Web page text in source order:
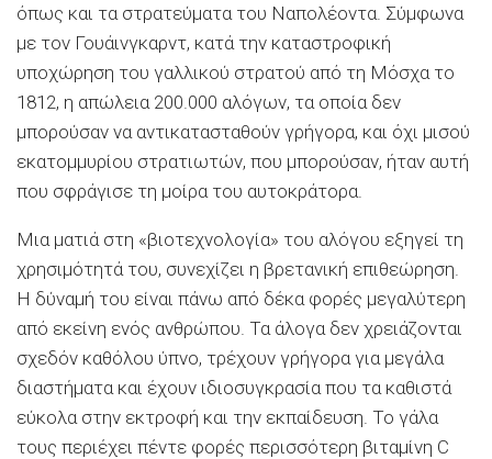
όπως και τα στρατεύματα του Ναπολέοντα. Σύμφωνα
με τον Γουάινγκαρντ, κατά την καταστροφική
υποχώρηση του γαλλικού στρατού από τη Μόσχα το
1812, η απώλεια 200.000 αλόγων, τα οποία δεν
μπορούσαν να αντικατασταθούν γρήγορα, και όχι μισού
εκατομμυρίου στρατιωτών, που μπορούσαν, ήταν αυτή
που σφράγισε τη μοίρα του αυτοκράτορα.
Μια ματιά στη «βιοτεχνολογία» του αλόγου εξηγεί τη
χρησιμότητά του, συνεχίζει η βρετανική επιθεώρηση.
Η δύναμή του είναι πάνω από δέκα φορές μεγαλύτερη
από εκείνη ενός ανθρώπου. Τα άλογα δεν χρειάζονται
σχεδόν καθόλου ύπνο, τρέχουν γρήγορα για μεγάλα
διαστήματα και έχουν ιδιοσυγκρασία που τα καθιστά
εύκολα στην εκτροφή και την εκπαίδευση. Το γάλα
τους περιέχει πέντε φορές περισσότερη βιταμίνη C